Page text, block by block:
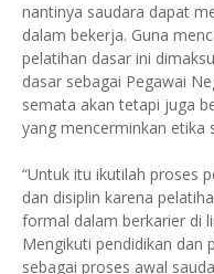
nantinya saudara dapat
dalam bekerja. Guna
pelatihan dasar ini
dasar sebagai Pegawai
semata akan tetapi juga
yang mencerminkan etika
“Untuk itu ikutilah proses
dan disiplin karena
formal dalam berkarier di
Mengikuti pendidikan dan
sebagai proses awal